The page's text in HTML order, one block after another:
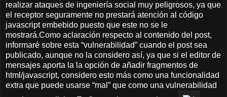
realizar ataques de ingeniería social muy peligrosos, ya que
el receptor seguramente no prestará atención al código
javascript embebido puesto que este no se le
mostrará.Como aclaración respecto al contenido del post,
informaré sobre esta “vulnerabilidad” cuando el post sea
publicado, aunque no la considero así, ya que si el editor de
mensajes aporta la la opción de añadir fragmentos de
html/javascript, considero esto más como una funcionalidad
extra que puede usarse “mal” que como una vulnerabilidad